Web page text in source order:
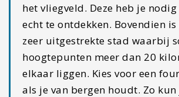
het vliegveld. Deze heb je
echt te ontdekken. Bovendien
zeer uitgestrekte stad waarbij
hoogtepunten meer dan 20
elkaar liggen. Kies voor een
als je van bergen houdt. Zo kun